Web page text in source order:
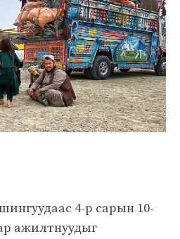
4-р сарын 10-
ажилтнуудыг